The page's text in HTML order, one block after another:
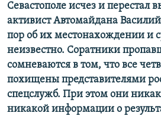
Севастополе исчез и перестал
активист Автомайдана
пор об их местонахождении и
неизвестно. Соратники
сомневаются в том, что все
похищены представителями
спецслужб. При этом они
никакой информации о